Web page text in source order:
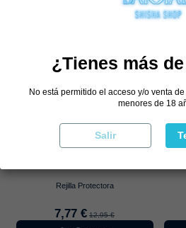
Rejilla Protectora
7,77 € 12,95 €
¿Tienes más
No está permitido el acceso y/o venta
menores de 18
Salir